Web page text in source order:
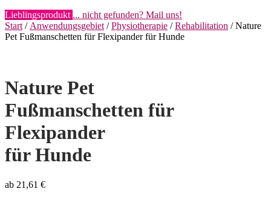
Lieblingsprodukt ... nicht gefunden? Mail uns!
Start / Anwendungsgebiet /Physiotherapie /Rehabilitation / Nature
Pet Fußmanschetten für Flexipander für Hunde
Nature Pet
Fußmanschetten für
Flexipander
für Hunde
ab 21,61 €